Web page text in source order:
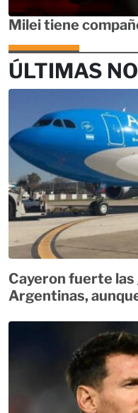
Milei tiene
ÚLTIMAS
Cayeron fuerte las
Argentinas,